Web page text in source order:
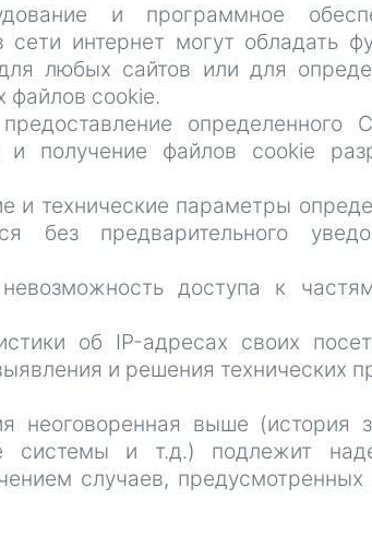
и программное
интернет могут обладать
любых сайтов или для
файлов cookie.
определенного
получение файлов cookie
и технические параметры
без предварительного
доступа к
об IP-адресах своих
и решения технических
выше (история
системы и т.д.) подлежит
случаев, предусмотренных